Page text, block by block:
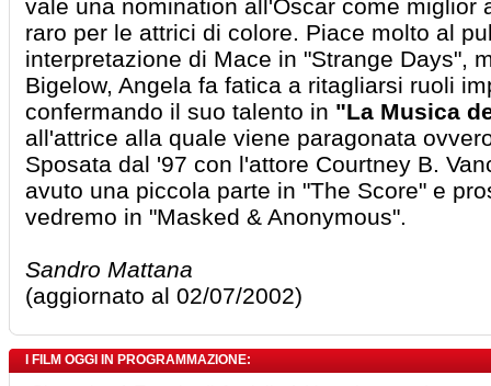
vale una nomination all'Oscar come miglior
raro per le attrici di colore. Piace molto al
interpretazione di Mace in "Strange Days",
Bigelow, Angela fa fatica a ritagliarsi ruoli
confermando il suo talento in "La Musica
all'attrice alla quale viene paragonata
Sposata dal '97 con l'attore Courtney B.
avuto una piccola parte in "The Score" e
vedremo in "Masked & Anonymous".
Sandro Mattana
(aggiornato al 02/07/2002)
I FILM OGGI IN PROGRAMMAZIONE: